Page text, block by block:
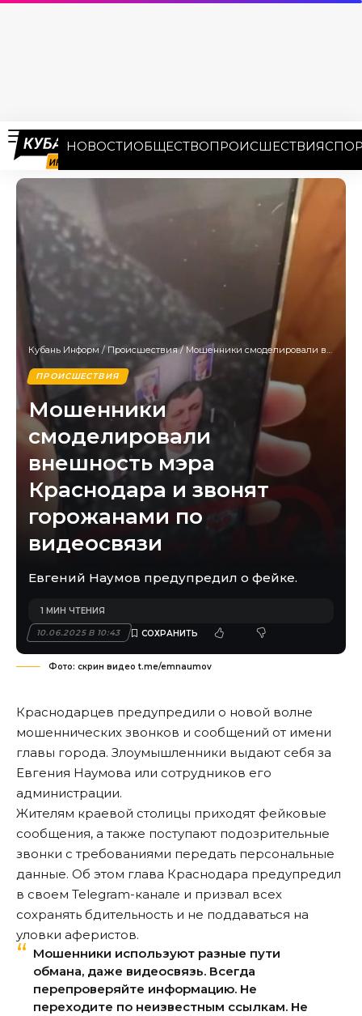
НОВОСТИОБЩЕСТВОПРОИСШЕСТВИЯ
Кубань Информ /Происшествия/Мошенники смоделировали внешность мэра Краснодара и звонят горожанами по видеосвязи
ПРОИСШЕСТВИЯ
Мошенники
смоделировали
внешность мэра
Краснодара и звонят
горожанами по
видеосвязи
Евгений Наумов предупредил о фейке.
10.06.2025 В 10:43
1 МИН ЧТЕНИЯ
Фото: скрин видео t.me/emnaumov
Краснодарцев предупредили о новой волне
мошеннических звонков и сообщений от имени
главы города. Злоумышленники выдают себя за
Евгения Наумова или сотрудников его
администрации.
Жителям краевой столицы приходят фейковые
сообщения, а также поступают подозрительные
звонки с требованиями передать персональные
данные. Об этом глава Краснодара предупредил
в своем Telegram-канале и призвал всех
сохранять бдительность и не поддаваться на
уловки аферистов.
Мошенники используют разные пути
обмана, даже видеосвязь. Всегда
перепроверяйте информацию. Не
переходите по неизвестным ссылкам. Не